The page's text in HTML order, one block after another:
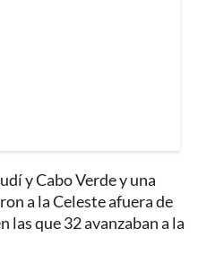
y Cabo Verde y una
a la Celeste afuera de
las que 32 avanzaban a la